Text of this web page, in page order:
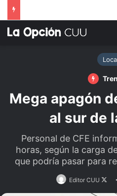
Mega apagón
al sur de
Personal de CFE
horas, según la carga
que podría pasar para
Editor CUU
on